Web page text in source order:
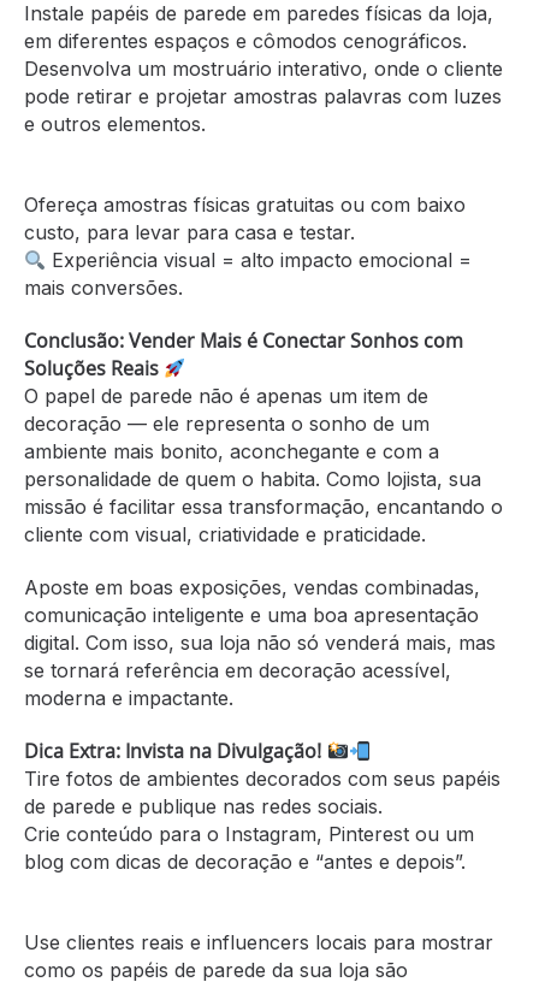
Instale papéis de parede em paredes físicas da loja,
em diferentes espaços e cômodos cenográficos.
Desenvolva um mostruário interativo, onde o cliente
pode retirar e projetar amostras palavras com luzes
e outros elementos.
Ofereça amostras físicas gratuitas ou com baixo
custo, para levar para casa e testar.
Experiência visual = alto impacto emocional =
mais conversões.
Conclusão: Vender Mais é Conectar Sonhos com
Soluções Reais
O papel de parede não é apenas um item de
decoração — ele representa o sonho de um
ambiente mais bonito, aconchegante e com a
personalidade de quem o habita. Como lojista, sua
missão é facilitar essa transformação, encantando o
cliente com visual, criatividade e praticidade.
Aposte em boas exposições, vendas combinadas,
comunicação inteligente e uma boa apresentação
digital. Com isso, sua loja não só venderá mais, mas
se tornará referência em decoração acessível,
moderna e impactante.
Dica Extra: Invista na Divulgação!
Tire fotos de ambientes decorados com seus papéis
de parede e publique nas redes sociais.
Crie conteúdo para o Instagram, Pinterest ou um
blog com dicas de decoração e “antes e depois”.
Use clientes reais e influencers locais para mostrar
como os papéis de parede da sua loja são